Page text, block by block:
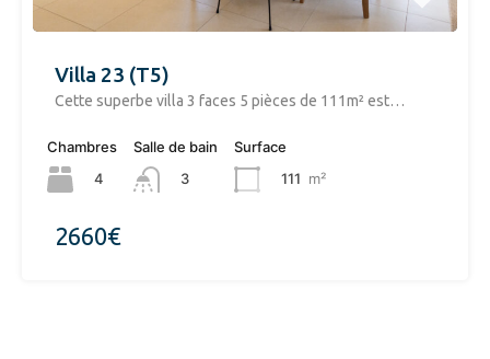
Villa 23 (T5)
​Cette superbe villa 3 faces 5 pièces de 111m² est…
Chambres
4
Salle de bain
3
Surface
111 m²
2660€